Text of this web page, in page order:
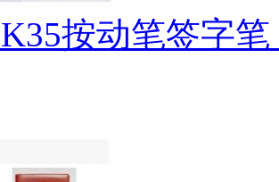
按动笔签字